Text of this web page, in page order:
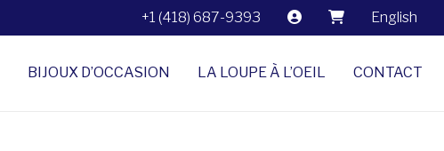
+1 (418) 687-9393 English
BIJOUX D’OCCASION LA LOUPE À L’OEIL CONTACT